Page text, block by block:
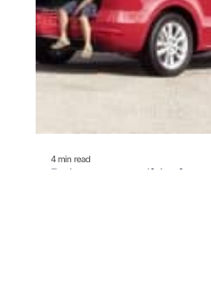
4 min read
Préparer son véhicule et